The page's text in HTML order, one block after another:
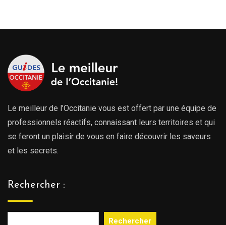
Le meilleur de l’Occitanie vous est offert par une équipe de
professionnels réactifs, connaissant leurs territoires et qui
se feront un plaisir de vous en faire découvrir les saveurs
et les secrets.
Rechercher :
Rechercher